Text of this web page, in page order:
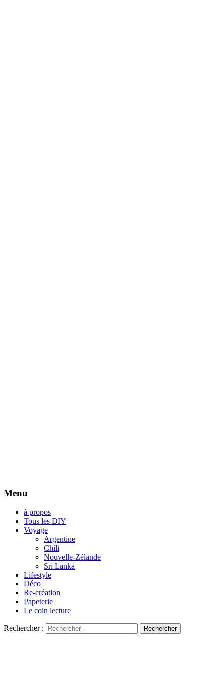
Menu
à propos
Tous les DIY
Voyage
Argentine
Chili
Nouvelle-Zélande
Sri Lanka
Lifestyle
Déco
Re-création
Papeterie
Le coin lecture
Rechercher :